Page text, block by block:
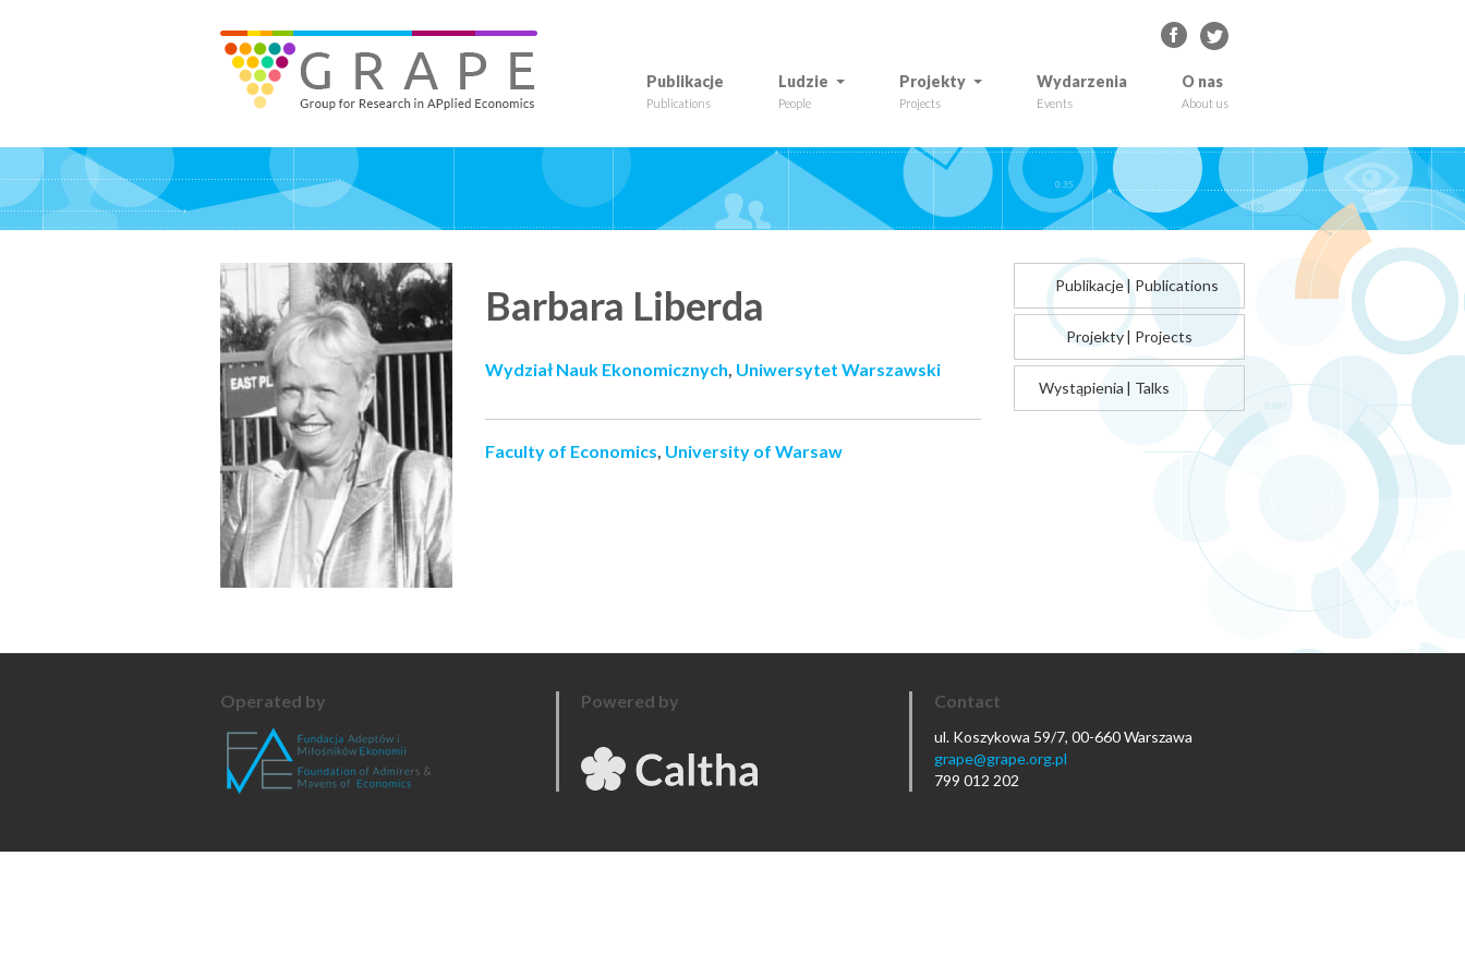
GRAPE - Group for Research in APplied Economics
Publikacje
Publications
Ludzie
People
Projekty
Projects
Wydarzenia
Events
O nas
About us
Barbara Liberda
Wydział Nauk Ekonomicznych, Uniwersytet Warszawski
Faculty of Economics, University of Warsaw
Publikacje| Publications
Projekty| Projects
Wystąpienia | Talks
Operated by Powered by Contact
ul. Koszykowa 59/7, 00-660 Warszawa
grape@grape.org.pl
799 012 202